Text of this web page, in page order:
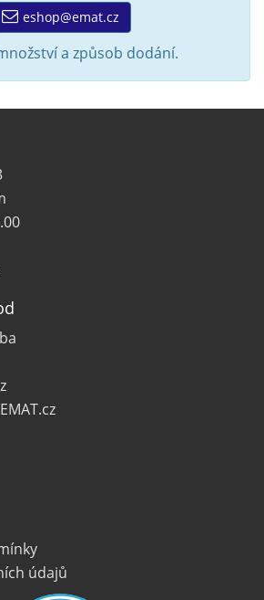
eshop@emat.cz
a způsob dodání.
údajů